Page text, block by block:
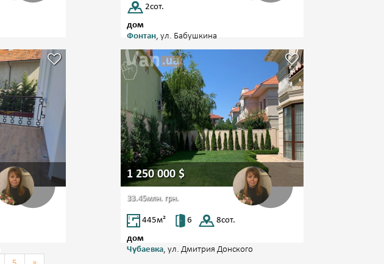
2сот.
дом
Фонтан, ул. Бабушкина
1 250 000$
33.45млн. грн.
445м² 6 8сот.
дом
Чубаевка, ул. Дмитрия Донского